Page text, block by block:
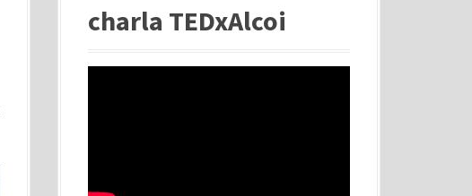
rcharla TEDxAlcoi